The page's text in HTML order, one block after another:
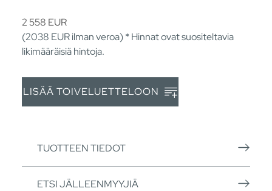
2 558 EUR
(2038 EURilman veroa) * Hinnat ovat suositeltavia
likimääräisiä hintoja.
LISÄÄ TOIVELUETTELOON
TUOTTEEN TIEDOT
ETSI JÄLLEENMYYJIÄ